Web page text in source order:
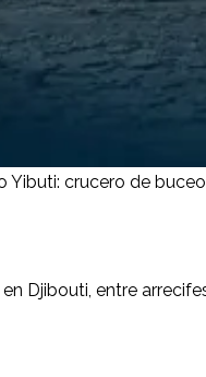
Yibuti: crucero de
Djibouti, entre